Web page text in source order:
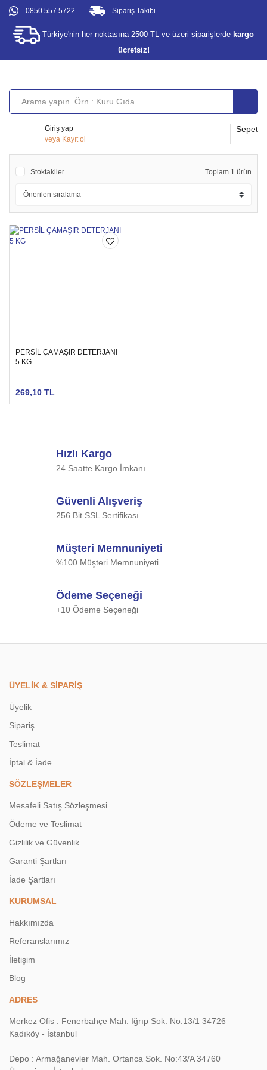
0850 557 5722
Türkiye'nin her noktasına 2500 TL ve üzeri siparişlerde kargo
ücretsiz!
Sipariş Takibi
Giriş yap
veya Kayıt ol
Sepet
Stoktakiler Toplam 1 ürün
PERSİL ÇAMAŞIR DETERJANI
5 KG
269,10 TL
Hızlı Kargo
24 Saatte Kargo İmkanı.
Güvenli Alışveriş
256 Bit SSL Sertifikası
Müşteri Memnuniyeti
%100 Müşteri Memnuniyeti
Ödeme Seçeneği
+10 Ödeme Seçeneği
ÜYELİK & SİPARİŞ
Üyelik
Sipariş
Teslimat
İptal & İade
SÖZLEŞMELER
Mesafeli Satış Sözleşmesi
Ödeme ve Teslimat
Gizlilik ve Güvenlik
Garanti Şartları
İade Şartları
KURUMSAL
Hakkımızda
Referanslarımız
İletişim
Blog
ADRES
Merkez Ofis : Fenerbahçe Mah. Iğrıp Sok. No:13/1 34726
Kadıköy - İstanbul
Depo : Armağanevler Mah. Ortanca Sok. No:43/A 34760